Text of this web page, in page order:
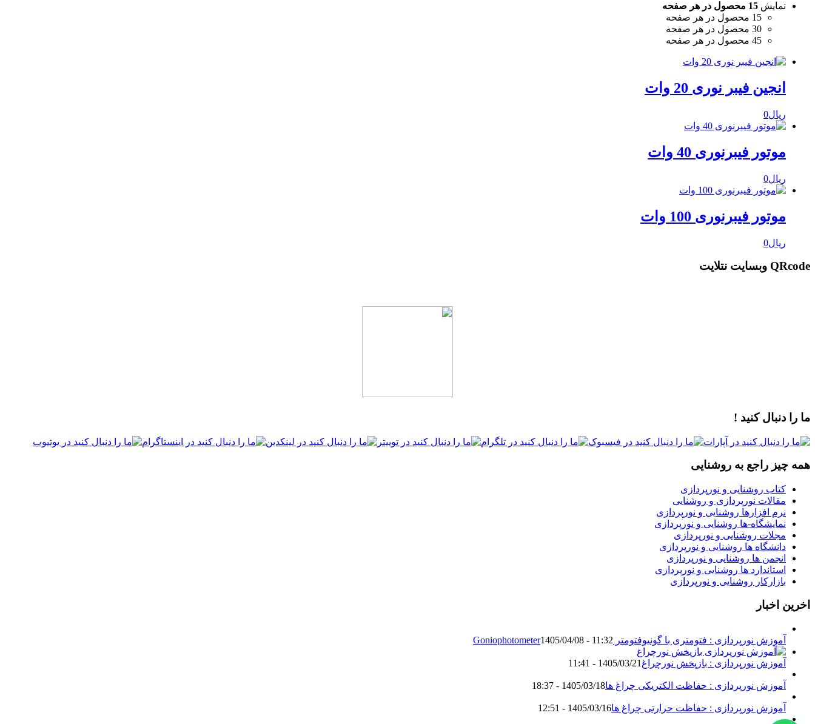
نمایش 15 محصول در هر صفحه
15 محصول در هر صفحه
30 محصول در هر صفحه
45 محصول در هر صفحه
انجین فیبر نوری 20 وات
ریال0
موتور فیبرنوری 40 وات
ریال0
موتور فیبرنوری 100 وات
ریال0
QRcode وبسایت نتلایت
ما را دنبال کنید !
همه چیز راجع به روشنایی
کتاب روشنایی و نورپردازی
مقالات نورپردازی و روشنایی
نرم افزارها روشنایی و نورپردازی
نمایشگاه-ها روشنایی و نورپردازی
مجلات روشنایی و نورپردازی
دانشگاه ها روشنایی و نورپردازی
انجمن ها روشنایی و نورپردازی
استاندارد ها روشنایی و نورپردازی
بازارکار روشنایی و نورپردازی
اخرین اخبار
آموزش نورپردازی : فتومتری با گونیوفتومتر Goniophotometer 1405/04/08 - 11:32
آموزش نورپردازی : بازپخش نورچراغ 1405/03/21 - 11:41
آموزش نورپردازی : حفاظت الکتریکی چراغ ها1405/03/18 - 18:37
آموزش نورپردازی : حفاظت حرارتی چراغ ها1405/03/16 - 12:51